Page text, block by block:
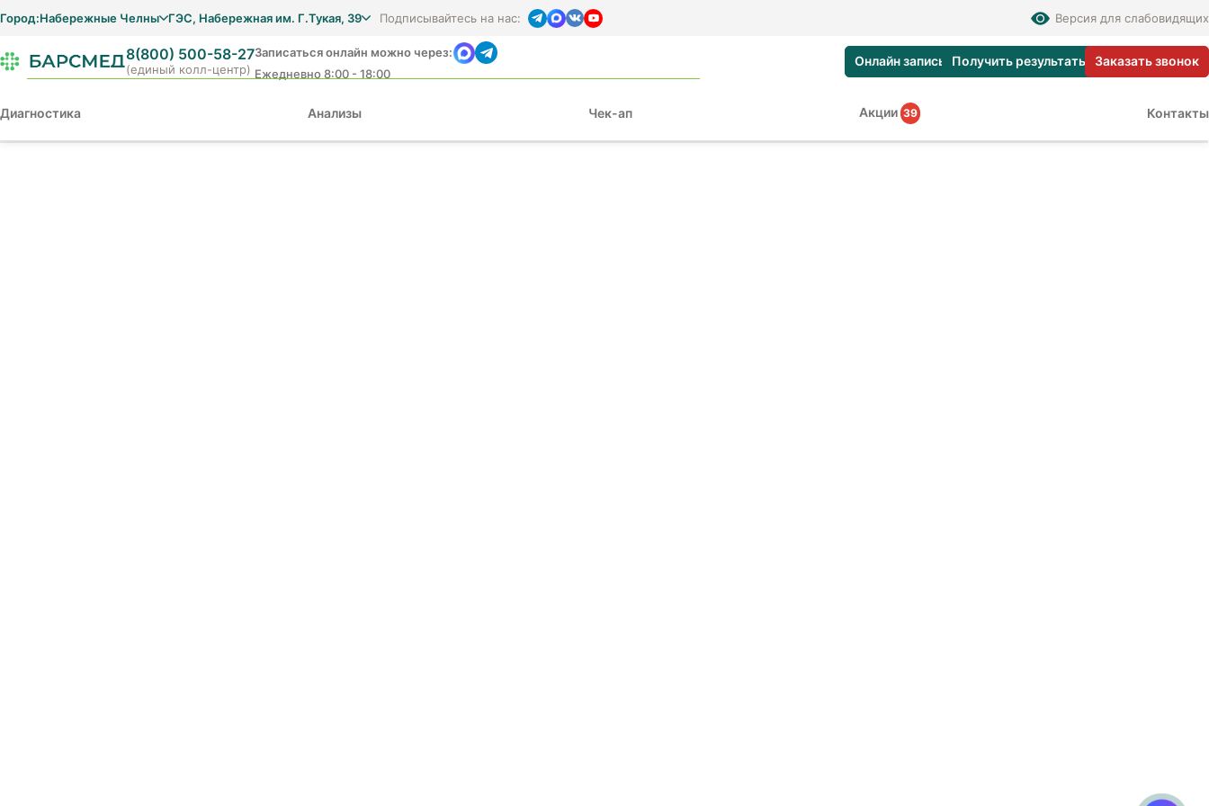
Город:Набережные Челны ГЭС, Набережная им. Г.Тукая, 39 Подписывайтесь на нас: Версия для слабовидящих
8(800) 500-58-27
(единый колл-центр)
Записаться онлайн можно через:
Ежедневно 8:00 - 18:00
Онлайн запись Получить результаты Заказать звонок
Диагностика Анализы Чек-ап Акции 39 Контакты